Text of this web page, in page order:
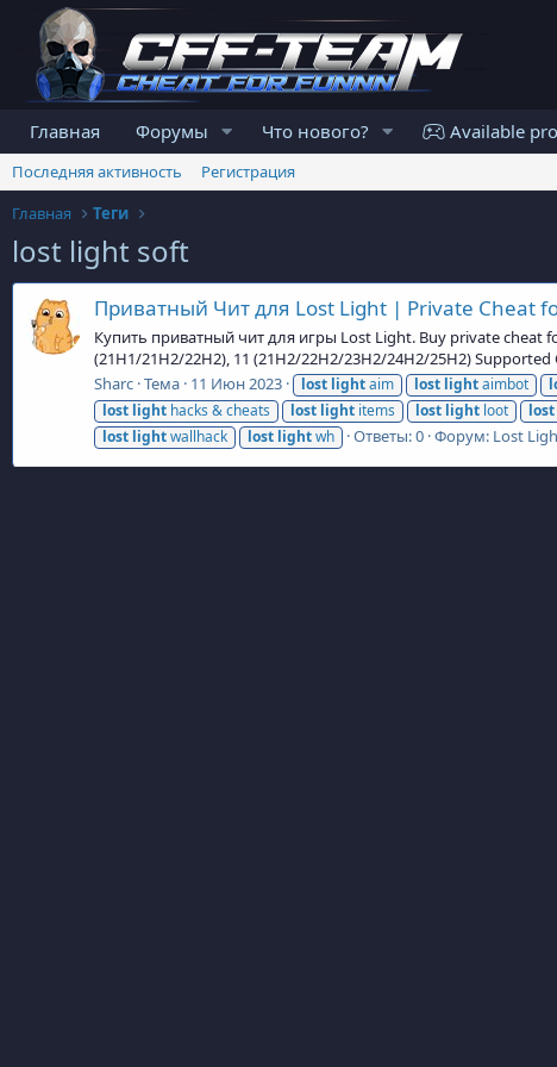
Главная Форумы Что нового? Available
Последняя активность
Регистрация
Главная
Теги
lost light soft
Приватный Чит для Lost Light | Private Cheat
Купить приватный чит для игры Lost Light. Buy private cheat
(21H1/21H2/22H2), 11 (21H2/22H2/23H2/24H2/25H2)
Sharc Тема 11 Июн 2023 lost lightaim lost lightaimbot
lost light hacks & cheats lost light items lost light loot lost
lost lightwallhack lost lightwh Ответы: 0 Форум: Lost